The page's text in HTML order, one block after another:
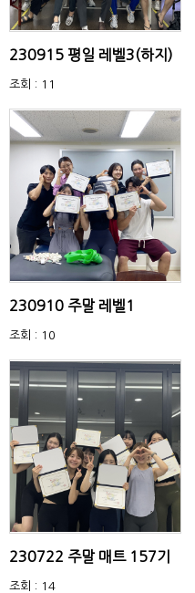
230915 평일 레벨3(하지)
조회 : 11
230910 주말 레벨1
조회 : 10
230722 주말 매트 157기
조회 : 14